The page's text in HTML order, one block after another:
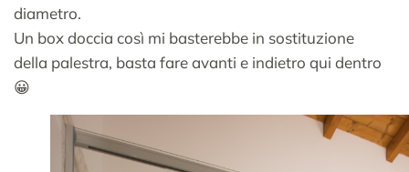
diametro.
Un box doccia così mi basterebbe in sostituzione
della palestra, basta fare avanti e indietro qui dentro
😀